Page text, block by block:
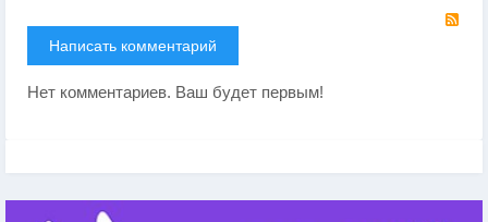
Написать комментарий
Нет комментариев. Ваш будет первым!